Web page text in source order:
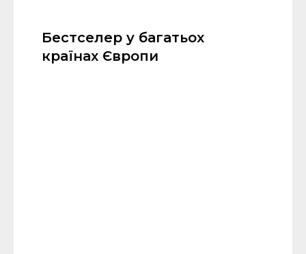
Бестселер у багатьох
країнах Європи